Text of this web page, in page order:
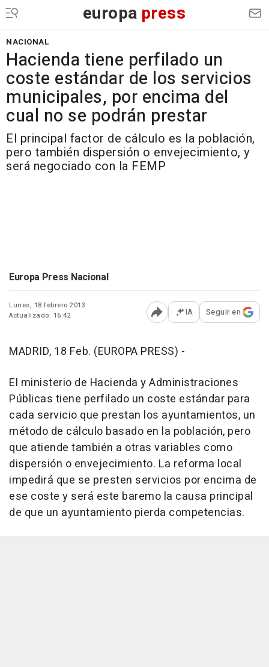
europa press
NACIONAL
Hacienda tiene perfilado un
coste estándar de los servicios
municipales, por encima del
cual no se podrán prestar
El principal factor de cálculo es la población,
pero también dispersión o envejecimiento, y
será negociado con la FEMP
Europa Press Nacional
Lunes, 18 febrero 2013
Actualizado: 16:42
Abrir opciones para
IA Seguir en
MADRID, 18 Feb. (EUROPA PRESS) -
El ministerio de Hacienda y Administraciones
Públicas tiene perfilado un coste estándar para
cada servicio que prestan los ayuntamientos, un
método de cálculo basado en la población, pero
que atiende también a otras variables como
dispersión o envejecimiento. La reforma local
impedirá que se presten servicios por encima de
ese coste y será este baremo la causa principal
de que un ayuntamiento pierda competencias.